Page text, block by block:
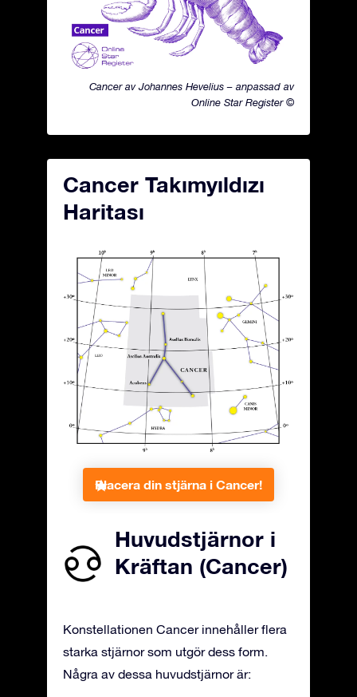
Cancer av Johannes Hevelius – anpassad av
Online Star Register ©
Cancer Takımyıldızı
Haritası
Placera din stjärna i Cancer!
Huvudstjärnor i
Kräftan (Cancer)
Konstellationen Cancer innehåller flera
starka stjärnor som utgör dess form.
Några av dessa huvudstjärnor är: